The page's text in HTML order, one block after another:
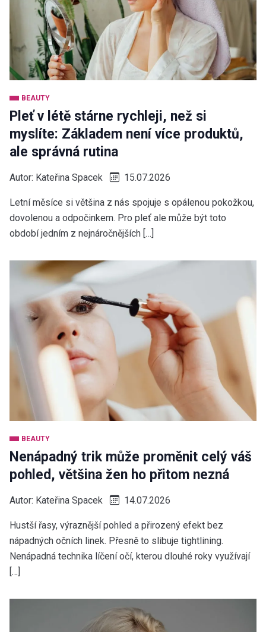
BEAUTY
Pleť v létě stárne rychleji, než si
myslíte: Základem není více produktů,
ale správná rutina
Autor: Kateřina Spacek 15.07.2026
Letní měsíce si většina z nás spojuje s opálenou pokožkou,
dovolenou a odpočinkem. Pro pleť ale může být toto
období jedním z nejnáročnějších […]
BEAUTY
Nenápadný trik může proměnit celý váš
pohled, většina žen ho přitom nezná
Autor: Kateřina Spacek 14.07.2026
Hustší řasy, výraznější pohled a přirozený efekt bez
nápadných očních linek. Přesně to slibuje tightlining.
Nenápadná technika líčení očí, kterou dlouhé roky využívají
[…]